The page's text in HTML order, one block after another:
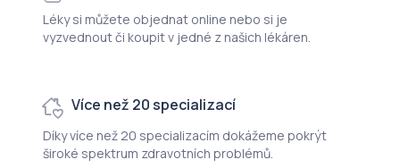
Léky si můžete objednat online nebo si je
vyzvednout či koupit v jedné z našich lékáren.
Více než 20 specializací
Díky více než 20 specializacím dokážeme pokrýt
široké spektrum zdravotních problémů.